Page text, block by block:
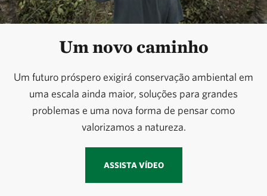
Um novo caminho
Um futuro próspero exigirá conservação ambiental em
uma escala ainda maior, soluções para grandes
problemas e uma nova forma de pensar como
valorizamos a natureza.
ASSISTA VÍDEO